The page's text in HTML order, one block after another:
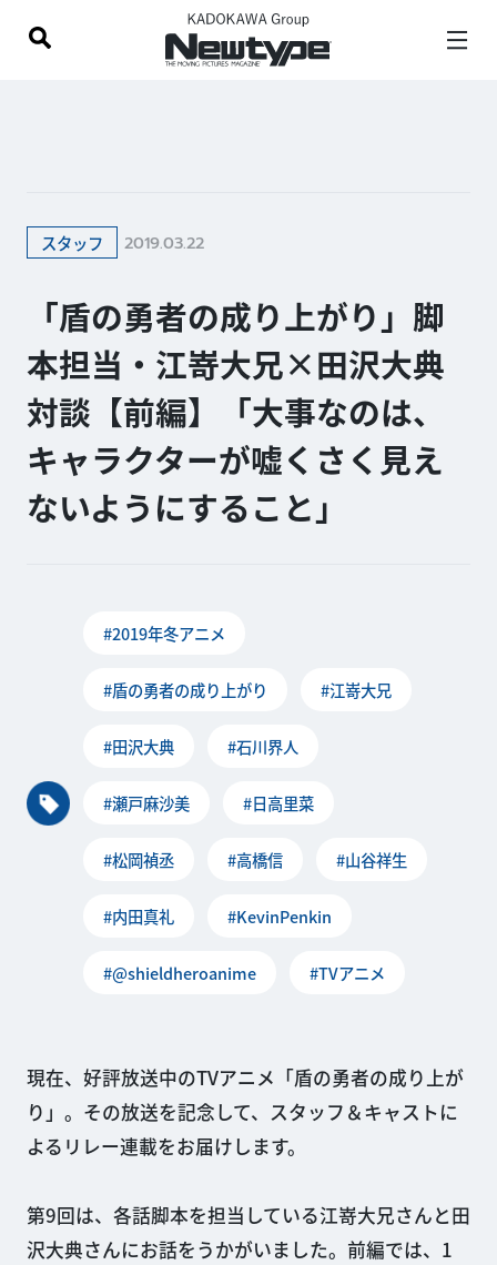
スタッフ 2019.03.22
「盾の勇者の成り上がり」脚
本担当・江嵜大兄×田沢大典
対談【前編】「大事なのは、
キャラクターが嘘くさく見え
ないようにすること」
#2019年冬アニメ
#盾の勇者の成り上がり #江嵜大兄
#田沢大典 #石川界人
#瀬戸麻沙美 #日高里菜
#松岡禎丞 #高橋信 #山谷祥生
#内田真礼 #KevinPenkin
#@shieldheroanime #TVアニメ
現在、好評放送中のTVアニメ「盾の勇者の成り上が
り」。その放送を記念して、スタッフ＆キャストに
よるリレー連載をお届けします。
第9回は、各話脚本を担当している江嵜大兄さんと田
沢大典さんにお話をうかがいました。前編では、1